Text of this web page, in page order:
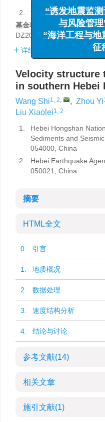
2.
河北省地震局，河北石
基金项目:
河北省地震科技
DZ2024111400001；
详细信息
Velocity structure
in southern Hebei
Wang Shi1, 2, , Zhou Yi
Liu Xiaolei1, 2
1.
Hebei Hongshan
Sediments and
054000, China
2.
Hebei Earthquake
050021, China
摘要
HTML全文
0. 引言
1. 地质概况
2. 数据处理
3. 速度结构分析
4. 结论与讨论
参考文献(14)
相关文章
施引文献(1)
“诱发地震监测
与风险管理
“海洋工程与地
征